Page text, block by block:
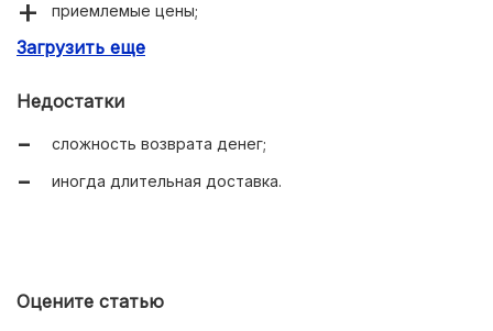
приемлемые цены;
понятный поиск.
Загрузить еще
Недостатки
сложность возврата денег;
иногда длительная доставка.
Оцените статью